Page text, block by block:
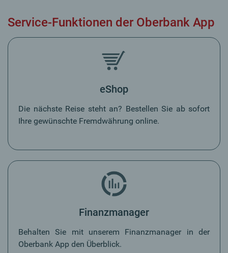
Service-Funktionen der Oberbank App
eShop
Die nächste Reise steht an? Bestellen Sie ab sofort
Ihre gewünschte Fremdwährung online.
Finanzmanager
Behalten Sie mit unserem Finanzmanager in der
Oberbank App den Überblick.